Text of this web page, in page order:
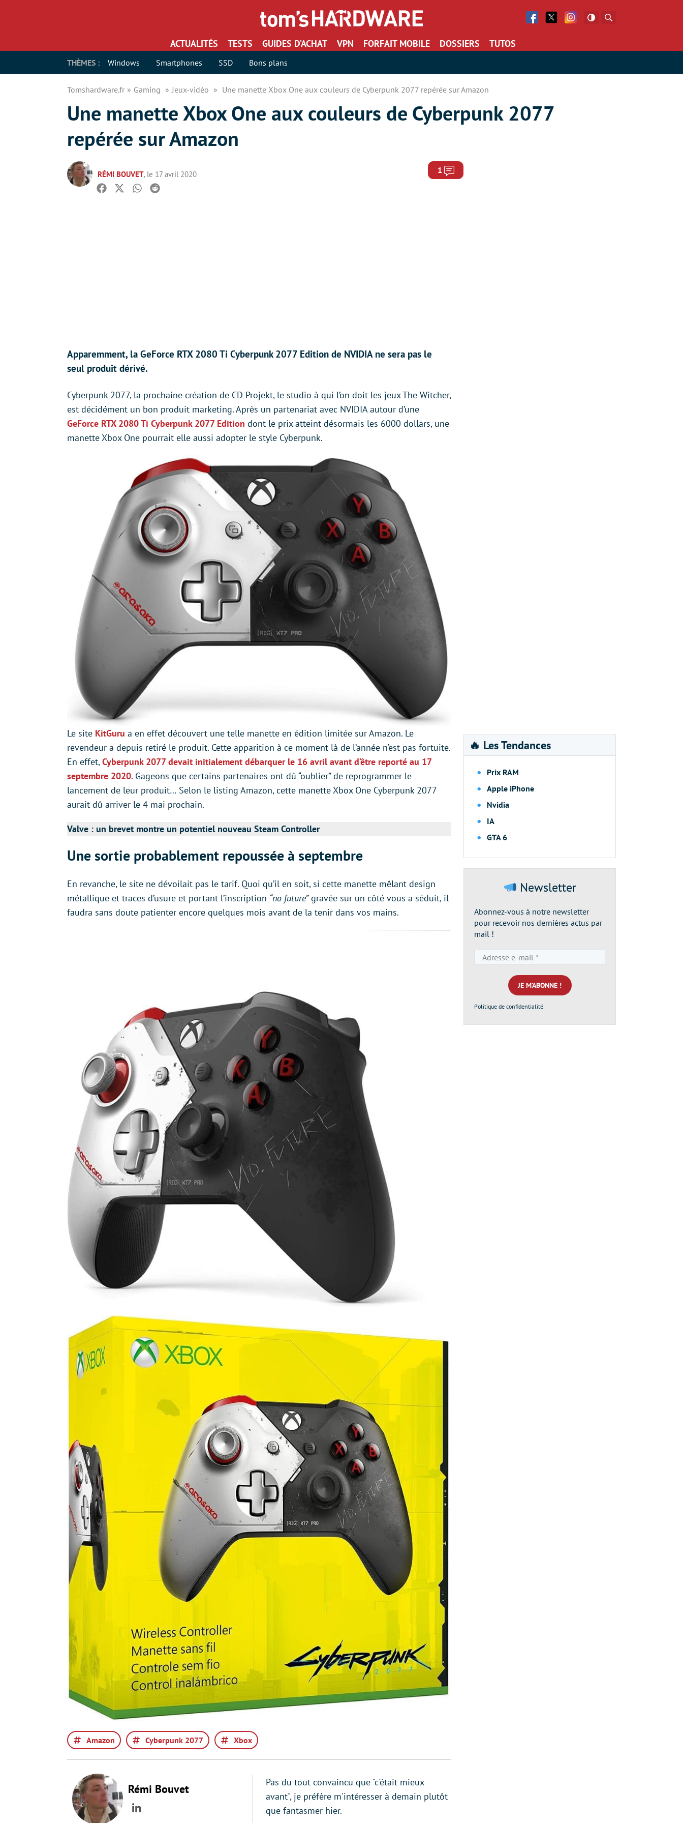
Facebook
Twitter Facebook
ACTUALITÉS TESTS GUIDES D’ACHAT VPN FORFAIT MOBILE DOSSIERS TUTOS
THÈMES : Windows Smartphones SSD Bons plans
Tomshardware.fr Gaming Jeux-vidéo Une manette Xbox One aux couleurs de Cyberpunk 2077 repérée sur Amazon
Une manette Xbox One aux couleurs de Cyberpunk 2077
repérée sur Amazon
RÉMI BOUVET, le 17 avril 2020 1 Commentaires
Facebook
TwitterWhatsapp
Reddit
Apparemment, la GeForce RTX 2080 Ti Cyberpunk 2077 Edition de NVIDIA ne sera pas le
seul produit dérivé.
Cyberpunk 2077, la prochaine création de CD Projekt, le studio à qui l’on doit les jeux The Witcher,
est décidément un bon produit marketing. Après un partenariat avec NVIDIA autour d’une
GeForce RTX 2080 Ti Cyberpunk 2077 Edition dont le prix atteint désormais les 6000 dollars, une
manette Xbox One pourrait elle aussi adopter le style Cyberpunk.
Le site KitGuru a en effet découvert une telle manette en édition limitée sur Amazon. Le
revendeur a depuis retiré le produit. Cette apparition à ce moment là de l’année n’est pas fortuite.
En effet,Cyberpunk 2077 devait initialement débarquer le 16 avril avant d’être reporté au 17
septembre 2020. Gageons que certains partenaires ont dû “oublier” de reprogrammer le
lancement de leur produit… Selon le listing Amazon, cette manette Xbox One Cyberpunk 2077
aurait dû arriver le 4 mai prochain.
Valve : un brevet montre un potentiel nouveau Steam Controller
Une sortie probablement repoussée à septembre
En revanche, le site ne dévoilait pas le tarif. Quoi qu’il en soit, si cette manette mêlant design
métallique et traces d’usure et portant l’inscription “no future”gravée sur un côté vous a séduit, il
faudra sans doute patienter encore quelques mois avant de la tenir dans vos mains.
Amazon Cyberpunk 2077 Xbox
Rémi Bouvet
LinkedIn
Pas du tout convaincu que "c'était mieux
avant", je préfère m'intéresser à demain plutôt
que fantasmer hier.
🔥 Les Tendances
Prix RAM
Apple iPhone
Nvidia
IA
GTA 6
Newsletter
Abonnez-vous à notre newsletter
pour recevoir nos dernières actus par
mail !
e-
mail
*
Politique de confidentialité